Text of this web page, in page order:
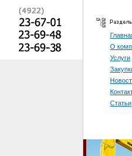
О
Услуги
Статьи